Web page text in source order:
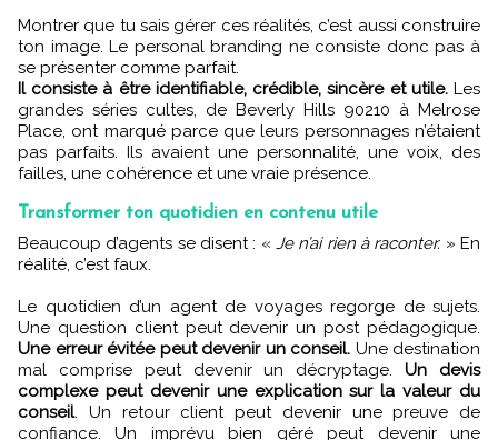
Montrer que tu sais gérer ces réalités, c’est aussi construire
ton image. Le personal branding ne consiste donc pas à
se présenter comme parfait.
Il consiste à être identifiable, crédible, sincère et utile.Les
grandes séries cultes, de Beverly Hills 90210 à Melrose
Place, ont marqué parce que leurs personnages n’étaient
pas parfaits. Ils avaient une personnalité, une voix, des
failles, une cohérence et une vraie présence.
Transformer ton quotidien en contenu utile
Beaucoup d’agents se disent : « Je n’ai rien à raconter. » En
réalité, c’est faux.
Le quotidien d’un agent de voyages regorge de sujets.
Une question client peut devenir un post pédagogique.
Une erreur évitée peut devenir un conseil. Une destination
mal comprise peut devenir un décryptage.Un devis
complexe peut devenir une explication sur la valeur du
conseil. Un retour client peut devenir une preuve de
confiance. Un imprévu bien géré peut devenir une